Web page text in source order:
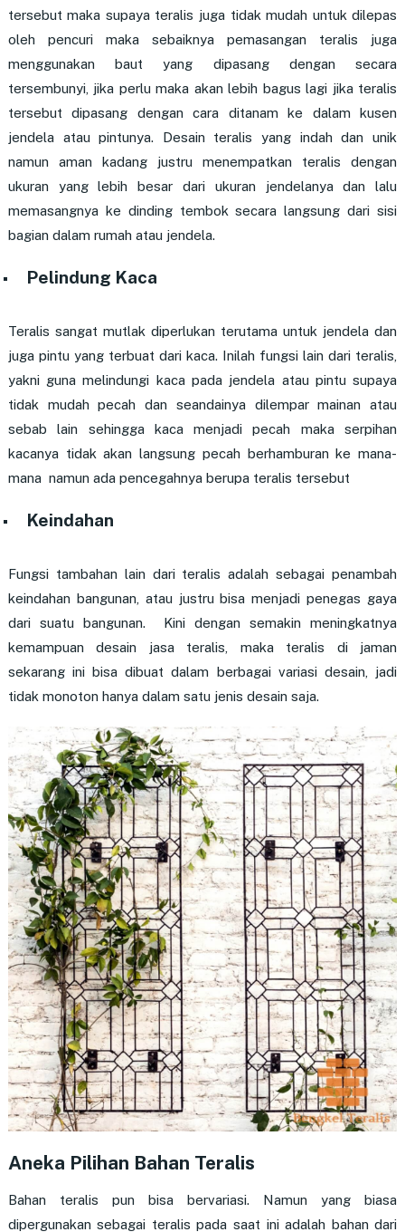
tersebut maka supaya teralis juga tidak mudah untuk dilepas
oleh pencuri maka sebaiknya pemasangan teralis juga
menggunakan baut yang dipasang dengan secara
tersembunyi, jika perlu maka akan lebih bagus lagi jika teralis
tersebut dipasang dengan cara ditanam ke dalam kusen
jendela atau pintunya. Desain teralis yang indah dan unik
namun aman kadang justru menempatkan teralis dengan
ukuran yang lebih besar dari ukuran jendelanya dan lalu
memasangnya ke dinding tembok secara langsung dari sisi
bagian dalam rumah atau jendela.
Pelindung Kaca
Teralis sangat mutlak diperlukan terutama untuk jendela dan
juga pintu yang terbuat dari kaca. Inilah fungsi lain dari teralis,
yakni guna melindungi kaca pada jendela atau pintu supaya
tidak mudah pecah dan seandainya dilempar mainan atau
sebab lain sehingga kaca menjadi pecah maka serpihan
kacanya tidak akan langsung pecah berhamburan ke mana-
mana namun ada pencegahnya berupa teralis tersebut
Keindahan
Fungsi tambahan lain dari teralis adalah sebagai penambah
keindahan bangunan, atau justru bisa menjadi penegas gaya
dari suatu bangunan. Kini dengan semakin meningkatnya
kemampuan desain jasa teralis, maka teralis di jaman
sekarang ini bisa dibuat dalam berbagai variasi desain, jadi
tidak monoton hanya dalam satu jenis desain saja.
Aneka Pilihan Bahan Teralis
Bahan teralis pun bisa bervariasi. Namun yang biasa
dipergunakan sebagai teralis pada saat ini adalah bahan dari